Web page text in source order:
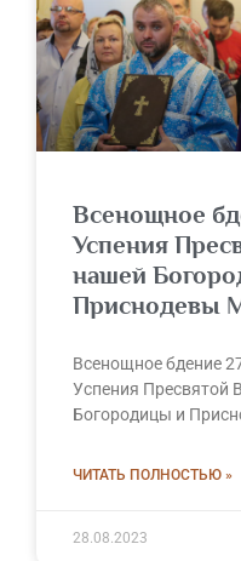
Всенощное
Успения
нашей
Приснодевы
Всенощное бдение
Успения Пресвятой
Богородицы и
ЧИТАТЬ ПОЛНОСТЬЮ »
28.08.2023